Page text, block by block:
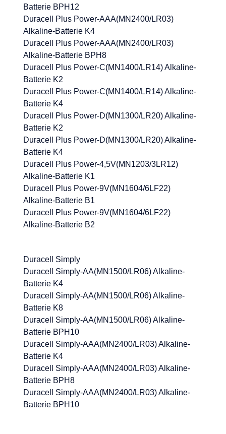
Batterie BPH12
Duracell Plus Power-AAA(MN2400/LR03)
Alkaline-Batterie K4
Duracell Plus Power-AAA(MN2400/LR03)
Alkaline-Batterie BPH8
Duracell Plus Power-C(MN1400/LR14) Alkaline-
Batterie K2
Duracell Plus Power-C(MN1400/LR14) Alkaline-
Batterie K4
Duracell Plus Power-D(MN1300/LR20) Alkaline-
Batterie K2
Duracell Plus Power-D(MN1300/LR20) Alkaline-
Batterie K4
Duracell Plus Power-4,5V(MN1203/3LR12)
Alkaline-Batterie K1
Duracell Plus Power-9V(MN1604/6LF22)
Alkaline-Batterie B1
Duracell Plus Power-9V(MN1604/6LF22)
Alkaline-Batterie B2
Duracell Simply
Duracell Simply-AA(MN1500/LR06) Alkaline-
Batterie K4
Duracell Simply-AA(MN1500/LR06) Alkaline-
Batterie K8
Duracell Simply-AA(MN1500/LR06) Alkaline-
Batterie BPH10
Duracell Simply-AAA(MN2400/LR03) Alkaline-
Batterie K4
Duracell Simply-AAA(MN2400/LR03) Alkaline-
Batterie BPH8
Duracell Simply-AAA(MN2400/LR03) Alkaline-
Batterie BPH10